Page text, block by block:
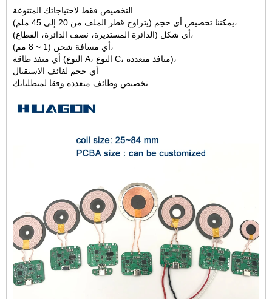
التخصيص فقط لاحتياجاتك المتنوعة
يمكننا تخصيص أي حجم (يتراوح قطر الملف من 20 إلى 45 ملم)،
أي شكل (الدائرة المستديرة، نصف الدائرة، القطاع)،
أي مسافة شحن (1 ~ 8 مم)،
أي منفذ طاقة (النوع A، النوع C، منافذ متعددة)،
أي حجم لفائف الاستقبال